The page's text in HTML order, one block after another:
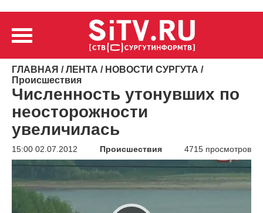
ГЛАВНАЯ /ЛЕНТА / НОВОСТИ СУРГУТА /
Происшествия
Численность утонувших по
неосторожности
увеличилась
15:00 02.07.2012 Происшествия 4715 просмотров
Видеоплеер